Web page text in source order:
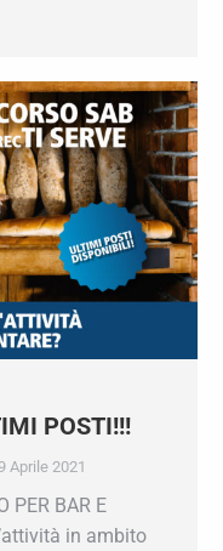
che…
POSTI!!!
Aprile 2021
PER BAR E
in ambito